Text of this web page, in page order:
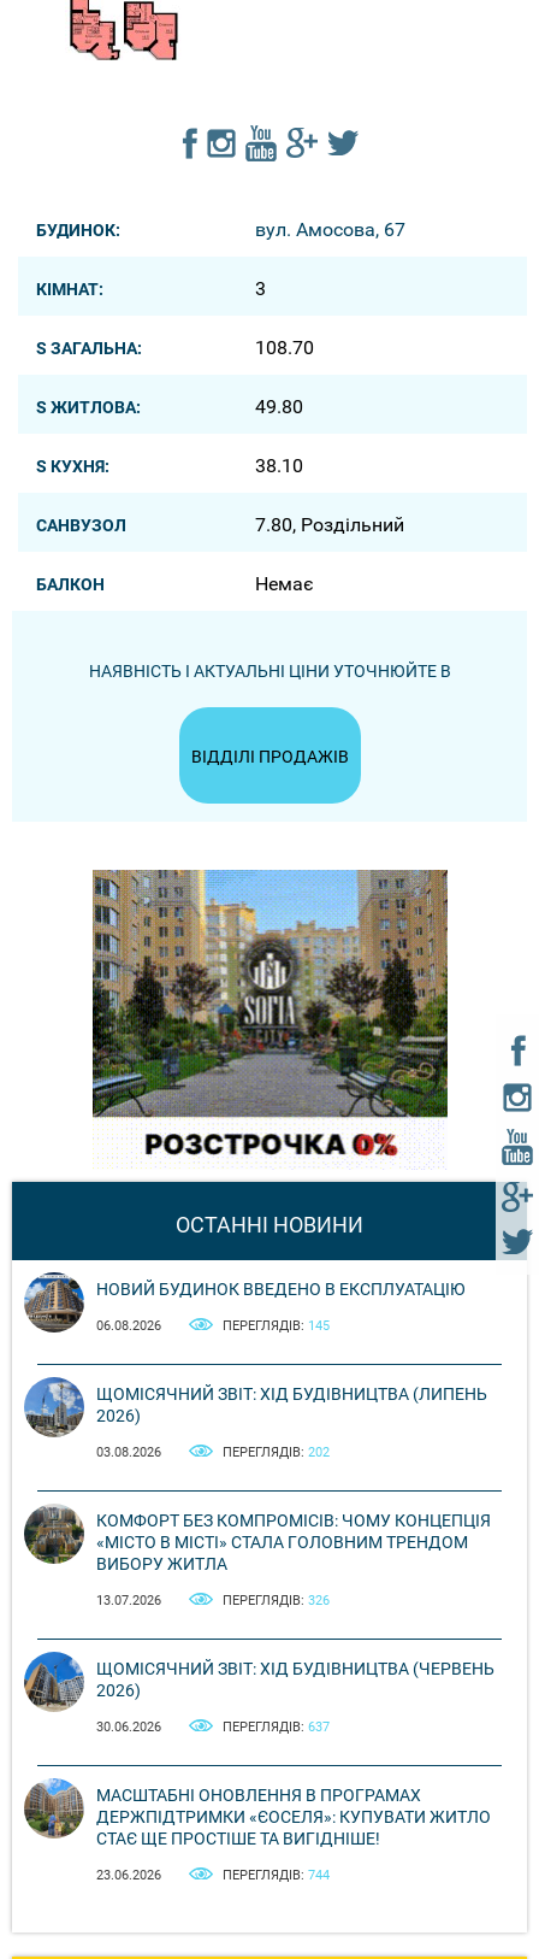
БУДИНОК: вул. Амосова, 67
КІМНАТ: 3
S ЗАГАЛЬНА: 108.70
S ЖИТЛОВА: 49.80
S КУХНЯ: 38.10
САНВУЗОЛ 7.80, Роздільний
БАЛКОН Немає
НАЯВНІСТЬ І АКТУАЛЬНІ ЦІНИ УТОЧНЮЙТЕ В
ВІДДІЛІ ПРОДАЖІВ
ОСТАННІ НОВИНИ
НОВИЙ БУДИНОК ВВЕДЕНО В ЕКСПЛУАТАЦІЮ
06.08.2026 ПЕРЕГЛЯДІВ: 145
ЩОМІСЯЧНИЙ ЗВІТ: ХІД БУДІВНИЦТВА (ЛИПЕНЬ
2026)
03.08.2026 ПЕРЕГЛЯДІВ: 202
КОМФОРТ БЕЗ КОМПРОМІСІВ: ЧОМУ КОНЦЕПЦІЯ
«МІСТО В МІСТІ» СТАЛА ГОЛОВНИМ ТРЕНДОМ
ВИБОРУ ЖИТЛА
13.07.2026 ПЕРЕГЛЯДІВ: 326
ЩОМІСЯЧНИЙ ЗВІТ: ХІД БУДІВНИЦТВА (ЧЕРВЕНЬ
2026)
30.06.2026 ПЕРЕГЛЯДІВ: 637
МАСШТАБНІ ОНОВЛЕННЯ В ПРОГРАМАХ
ДЕРЖПІДТРИМКИ «ЄОСЕЛЯ»: КУПУВАТИ ЖИТЛО
СТАЄ ЩЕ ПРОСТІШЕ ТА ВИГІДНІШЕ!
23.06.2026 ПЕРЕГЛЯДІВ: 744